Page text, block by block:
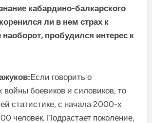
кабардино-балкарского
ли в нем страх к
пробудился интерес к
Если говорить о
войны боевиков и силовиков, то
статистике, с начала 2000-х
человек. Подрастает поколение,